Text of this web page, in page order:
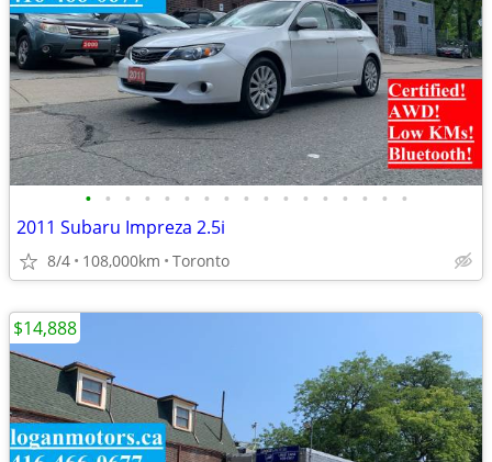
• • • • • • • • • • • • • • • • •
2011 Subaru Impreza 2.5i
8/4 108,000km Toronto
$14,888